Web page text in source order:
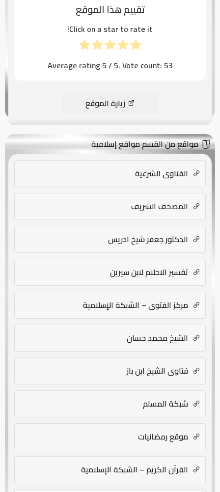
تقييم هذا الموقع
Click on a star to rate it!
Average rating5/ 5. Vote count:53
زيارة الموقع
مواقع من القسم مواقع إسلامية
الفتاوى الشرعية
المصحف الشريف
الدكتور جعفر شيخ ادريس
تفسير الاحلام لابن سيرين
مركز الفتوى – الشبكة الإسلامية
الشيخ محمد حسان
فتاوى الشيخ ابن باز
شبكة المسلم
موقع رمضانيات
القرآن الكريم – الشبكة الإسلامية